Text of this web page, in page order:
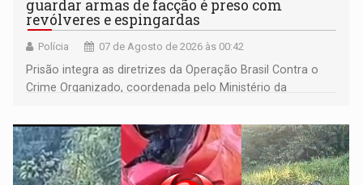
guardar armas de facção é preso com
revólveres e espingardas
Polícia 07 de Agosto de 2026 às 00:42
Prisão integra as diretrizes da Operação Brasil Contra o
Crime Organizado, coordenada pelo Ministério da